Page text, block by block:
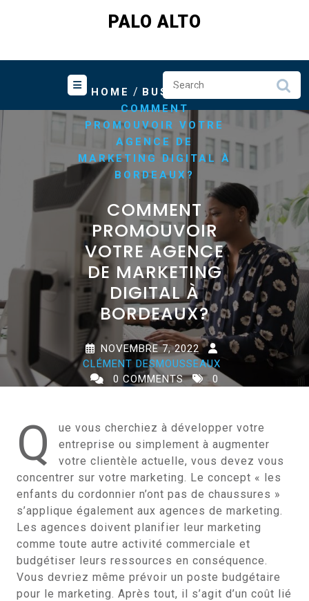
PALO ALTO
HOME / BUSINESS
COMMENT
PROMOUVOIR VOTRE
AGENCE DE
MARKETING DIGITAL À
BORDEAUX?
COMMENT
PROMOUVOIR
VOTRE AGENCE
DE MARKETING
DIGITAL À
BORDEAUX?
NOVEMBRE 7, 2022
CLÉMENT DESMOUSSEAUX
0 COMMENTS
0
Q
ue vous cherchiez à développer votre
entreprise ou simplement à augmenter
votre clientèle actuelle, vous devez vous
concentrer sur votre marketing. Le concept « les
enfants du cordonnier n’ont pas de chaussures »
s’applique également aux agences de marketing.
Les agences doivent planifier leur marketing
comme toute autre activité commerciale et
budgétiser leurs ressources en conséquence.
Vous devriez même prévoir un poste budgétaire
pour le marketing. Après tout, il s’agit d’un coût lié